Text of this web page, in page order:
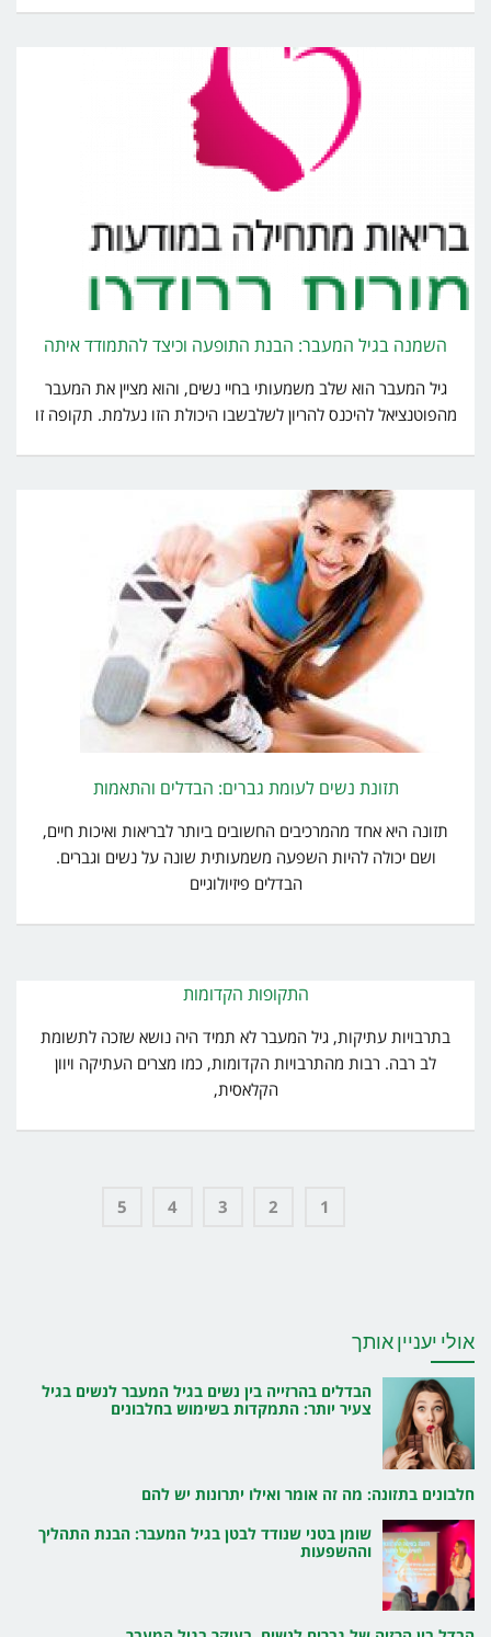
השמנה בגיל המעבר: הבנת התופעה וכיצד להתמודד איתה
גיל המעבר הוא שלב משמעותי בחיי נשים, והוא מציין את המעבר
מהפוטנציאל להיכנס להריון לשלבשבו היכולת הזו נעלמת. תקופה זו
תזונת נשים לעומת גברים: הבדלים והתאמות
תזונה היא אחד מהמרכיבים החשובים ביותר לבריאות ואיכות חיים,
ושם יכולה להיות השפעה משמעותית שונה על נשים וגברים.
הבדלים פיזיולוגיים
התקופות הקדומות
בתרבויות עתיקות, גיל המעבר לא תמיד היה נושא שזכה לתשומת
לב רבה. רבות מהתרבויות הקדומות, כמו מצרים העתיקה ויוון
הקלאסית,
1
2
3
4
5
אולי יעניין אותך
הבדלים בהרזייה בין נשים בגיל המעבר לנשים בגיל
צעיר יותר: התמקדות בשימוש בחלבונים
חלבונים בתזונה: מה זה אומר ואילו יתרונות יש להם
שומן בטני שנודד לבטן בגיל המעבר: הבנת התהליך
וההשפעות